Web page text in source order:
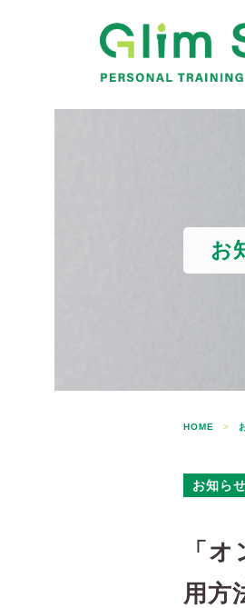
お
HOME >
お知らせ
「
用方